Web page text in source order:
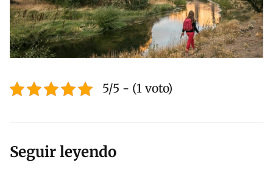
5/5 - (1 voto)
Seguir leyendo